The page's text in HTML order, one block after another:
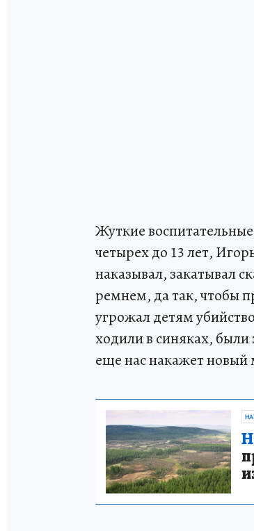
Жуткие
четырех до 13 лет,
наказывал, закатывал
ремнем, да так, чтобы
угрожал детям
ходили в синяках, были
еще нас накажет